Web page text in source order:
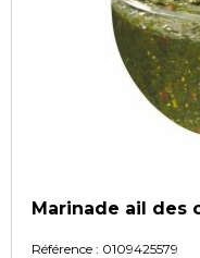
Marinade ail des
Référence : 0109425579